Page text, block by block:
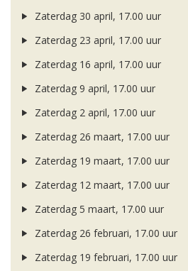
Zaterdag 30 april, 17.00 uur
Zaterdag 23 april, 17.00 uur
Zaterdag 16 april, 17.00 uur
Zaterdag 9 april, 17.00 uur
Zaterdag 2 april, 17.00 uur
Zaterdag 26 maart, 17.00 uur
Zaterdag 19 maart, 17.00 uur
Zaterdag 12 maart, 17.00 uur
Zaterdag 5 maart, 17.00 uur
Zaterdag 26 februari, 17.00 uur
Zaterdag 19 februari, 17.00 uur